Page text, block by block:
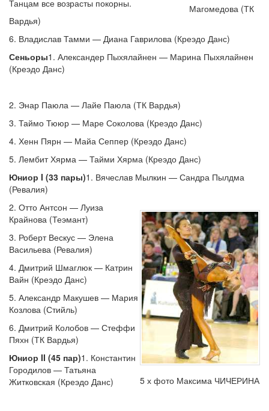
Танцам все возрасты покорны.
Магомедова (ТК
Вардья)
6. Владислав Тамми — Диана Гаврилова (Креэдо Данс)
Сеньоры1. Александер Пыхялайнен — Марина Пыхялайнен
(Креэдо Данс)
2. Энар Паюла — Лайе Паюла (ТК Вардья)
3. Таймо Тююр — Маре Соколова (Креэдо Данс)
4. Хенн Пярн — Майа Сеппер (Креэдо Данс)
5. Лембит Хярма — Тайми Хярма (Креэдо Данс)
Юниор I (33 пары)1. Вячеслав Мылкин — Сандра Пылдма
(Ревалия)
5 х фото Максима ЧИЧЕРИНА
2. Отто Антсон — Луиза
Крайнова (Теэмант)
3. Роберт Вескус — Элена
Васильева (Ревалия)
4. Дмитрий Шмаглюк — Катрин
Вайн (Креэдо Данс)
5. Александр Макушев — Мария
Козлова (Стийль)
6. Дмитрий Колобов — Стеффи
Пяхн (ТК Вардья)
Юниор II (45 пар)1. Константин
Городилов — Татьяна
Житковская (Креэдо Данс)